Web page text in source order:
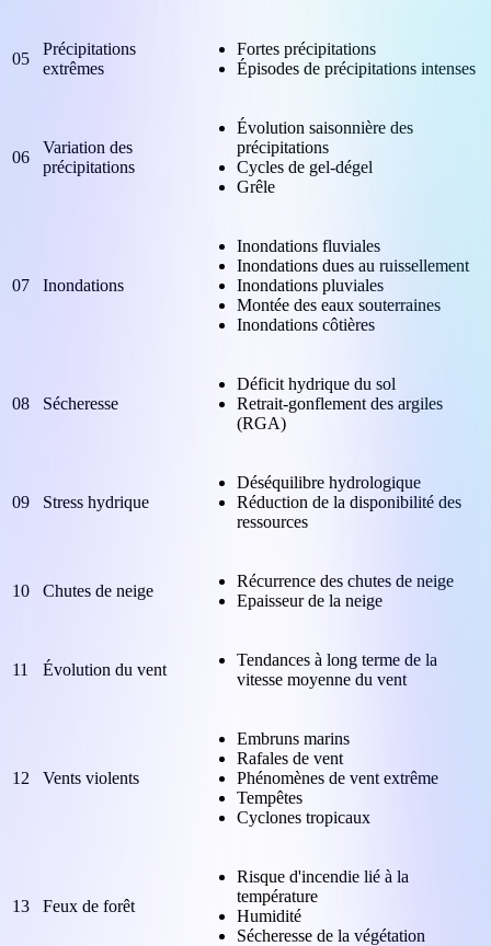
05
Précipitations
extrêmes
Fortes précipitations
Épisodes de précipitations intenses
06
Variation des
précipitations
Évolution saisonnière des
précipitations
Cycles de gel-dégel
Grêle
07 Inondations
Inondations fluviales
Inondations dues au ruissellement
Inondations pluviales
Montée des eaux souterraines
Inondations côtières
08 Sécheresse
Déficit hydrique du sol
Retrait-gonflement des argiles
(RGA)
09 Stress hydrique
Déséquilibre hydrologique
Réduction de la disponibilité des
ressources
10 Chutes de neige
Récurrence des chutes de neige
Epaisseur de la neige
11 Évolution du vent
Tendances à long terme de la
vitesse moyenne du vent
12 Vents violents
Embruns marins
Rafales de vent
Phénomènes de vent extrême
Tempêtes
Cyclones tropicaux
13 Feux de forêt
Risque d'incendie lié à la
température
Humidité
Sécheresse de la végétation